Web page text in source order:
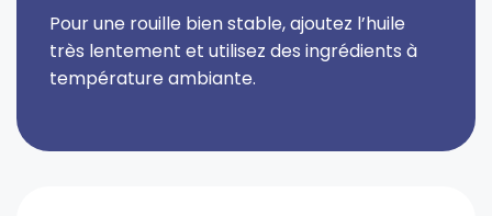
Pour une rouille bien stable, ajoutez l’huile
très lentement et utilisez des ingrédients à
température ambiante.